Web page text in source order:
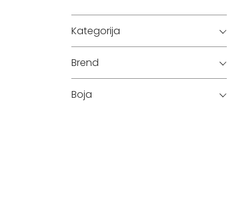
Kategorija
Brend
Boja